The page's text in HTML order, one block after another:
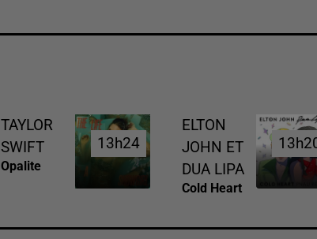
TAYLOR
SWIFT
Opalite
13h24
13h24
ELTON
JOHN ET
DUA LIPA
Cold Heart